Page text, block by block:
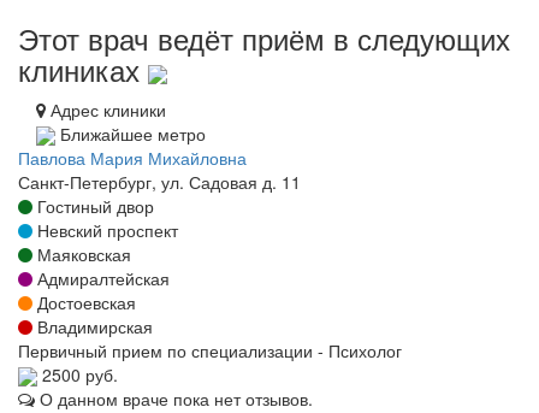
Этот врач ведёт приём в следующих
клиниках
Адрес клиники
Ближайшее метро
Павлова Мария Михайловна
Санкт-Петербург, ул. Садовая д. 11
Гостиный двор
Невский проспект
Маяковская
Адмиралтейская
Достоевская
Владимирская
Первичный прием по специализации - Психолог
2500 руб.
О данном враче пока нет отзывов.